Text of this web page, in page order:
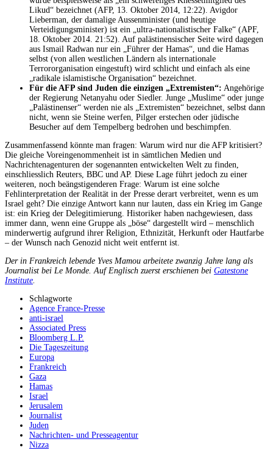
Likud“ bezeichnet (AFP, 13. Oktober 2014, 12:22). Avigdor
Lieberman, der damalige Aussenminister (und heutige
Verteidigungsminister) ist ein „ultra-nationalistischer Falke“ (APF,
18. Oktober 2014. 21:52). Auf palästinensischer Seite wird dagegen
aus Ismail Radwan nur ein „Führer der Hamas“, und die Hamas
selbst (von allen westlichen Ländern als internationale
Terrororganisation eingestuft) wird schlicht und einfach als eine
„radikale islamistische Organisation“ bezeichnet.
Für die AFP sind Juden die einzigen „Extremisten“: Angehörige
der Regierung Netanyahu oder Siedler. Junge „Muslime“ oder junge
„Palästinenser“ werden nie als „Extremisten“ bezeichnet, selbst dann
nicht, wenn sie Steine werfen, Pilger erstechen oder jüdische
Besucher auf dem Tempelberg bedrohen und beschimpfen.
Zusammenfassend könnte man fragen: Warum wird nur die AFP kritisiert?
Die gleiche Voreingenommenheit ist in sämtlichen Medien und
Nachrichtenagenturen der sogenannten entwickelten Welt zu finden,
einschliesslich Reuters, BBC und AP. Diese Lage führt jedoch zu einer
weiteren, noch beängstigenderen Frage: Warum ist eine solche
Fehlinterpretation der Realität in der Presse derart verbreitet, wenn es um
Israel geht? Die einzige Antwort kann nur lauten, dass ein Krieg im Gange
ist: ein Krieg der Delegitimierung. Historiker haben nachgewiesen, dass
immer dann, wenn eine Gruppe als „böse“ dargestellt wird – menschlich
minderwertig aufgrund ihrer Religion, Ethnizität, Herkunft oder Hautfarbe
– der Wunsch nach Genozid nicht weit entfernt ist.
Der in Frankreich lebende Yves Mamou arbeitete zwanzig Jahre lang als
Journalist bei Le Monde. Auf Englisch zuerst erschienen bei Gatestone
Institute
Schlagworte
Agence France-Presse
anti-israel
Associated Press
Bloomberg L.P.
Die Tageszeitung
Europa
Frankreich
Gaza
Hamas
Israel
Jerusalem
Journalist
Juden
Nachrichten- und Presseagentur
Nizza